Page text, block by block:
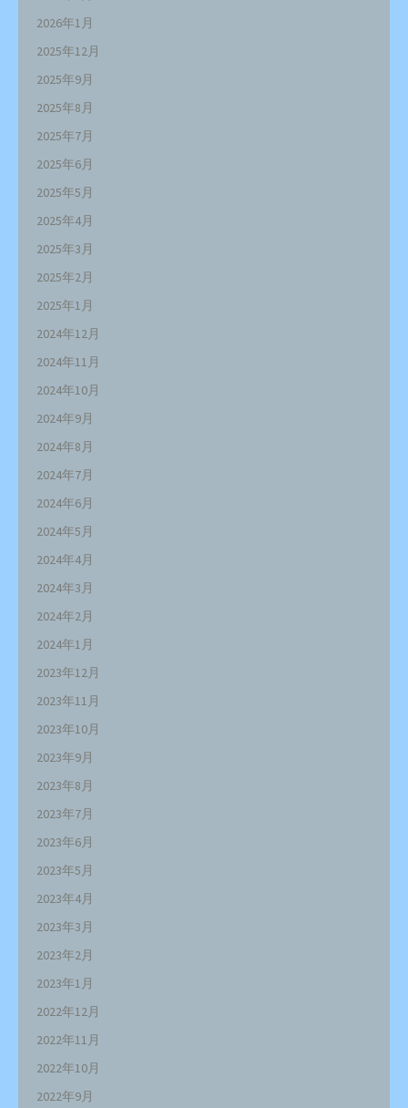
2026年1月
2025年12月
2025年9月
2025年8月
2025年7月
2025年6月
2025年5月
2025年4月
2025年3月
2025年2月
2025年1月
2024年12月
2024年11月
2024年10月
2024年9月
2024年8月
2024年7月
2024年6月
2024年5月
2024年4月
2024年3月
2024年2月
2024年1月
2023年12月
2023年11月
2023年10月
2023年9月
2023年8月
2023年7月
2023年6月
2023年5月
2023年4月
2023年3月
2023年2月
2023年1月
2022年12月
2022年11月
2022年10月
2022年9月